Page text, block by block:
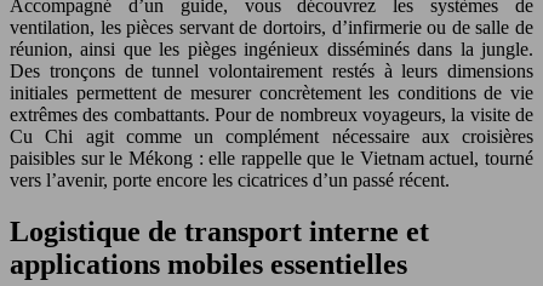
Accompagné d’un guide, vous découvrez les systèmes de
ventilation, les pièces servant de dortoirs, d’infirmerie ou de salle de
réunion, ainsi que les pièges ingénieux disséminés dans la jungle.
Des tronçons de tunnel volontairement restés à leurs dimensions
initiales permettent de mesurer concrètement les conditions de vie
extrêmes des combattants. Pour de nombreux voyageurs, la visite de
Cu Chi agit comme un complément nécessaire aux croisières
paisibles sur le Mékong : elle rappelle que le Vietnam actuel, tourné
vers l’avenir, porte encore les cicatrices d’un passé récent.
Logistique de transport interne et
applications mobiles essentielles